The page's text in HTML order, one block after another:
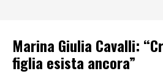
Marina Giulia Cavalli:
figlia esista ancora”